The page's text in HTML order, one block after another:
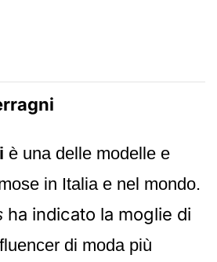
è una delle modelle e
in Italia e nel mondo.
ha indicato la moglie di
di moda più